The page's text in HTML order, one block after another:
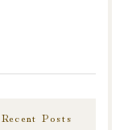
Recent Posts